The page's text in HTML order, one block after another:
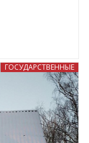
ГОСУДАРСТВЕННЫЕ